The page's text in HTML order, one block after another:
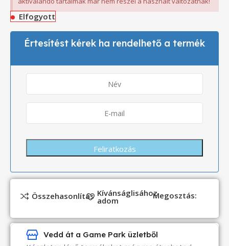
Elfogyott
Értesítést kérek ha rendelhető a termék
Összehasonlítás Kívánságlisához
adom Megosztás:
Vedd át a Game Park üzletből